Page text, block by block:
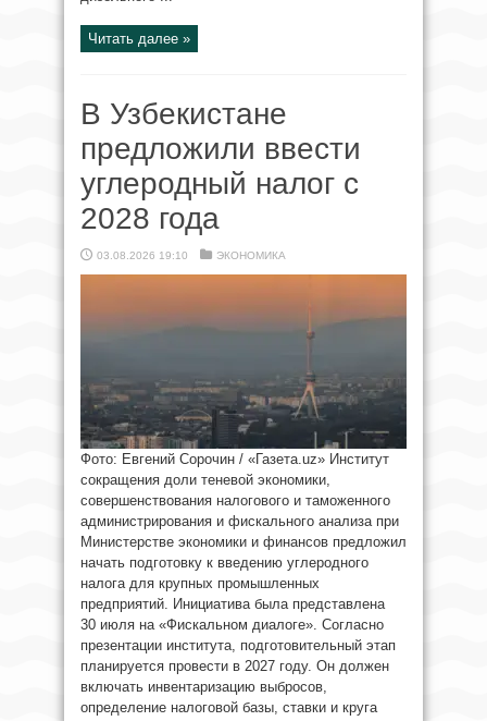
Читать далее »
В Узбекистане
предложили ввести
углеродный налог с
2028 года
03.08.2026 19:10 ЭКОНОМИКА
Фото: Евгений Сорочин / «Газета.uz» Институт
сокращения доли теневой экономики,
совершенствования налогового и таможенного
администрирования и фискального анализа при
Министерстве экономики и финансов предложил
начать подготовку к введению углеродного
налога для крупных промышленных
предприятий. Инициатива была представлена
30 июля на «Фискальном диалоге». Согласно
презентации института, подготовительный этап
планируется провести в 2027 году. Он должен
включать инвентаризацию выбросов,
определение налоговой базы, ставки и круга